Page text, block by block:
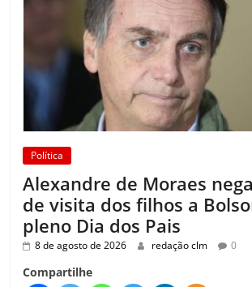
Política
Alexandre de Moraes
de visita dos filhos a
pleno Dia dos Pais
8 de agosto de 2026 redação clm 0
Compartilhe